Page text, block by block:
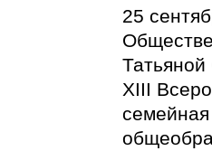
25
Татьяной
XIII